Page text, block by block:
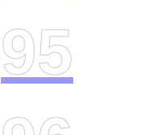
95